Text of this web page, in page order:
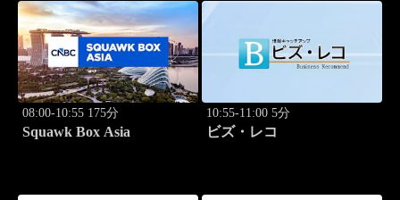
08:00-10:55 175分
Squawk Box Asia
10:55-11:00 5分
ビズ・レコ